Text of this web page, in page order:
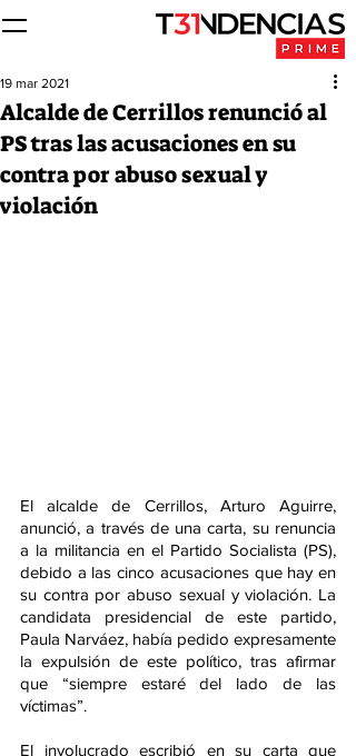
Alcalde de Cerrillos renunció al
PS tras las acusaciones en su
contra por abuso sexual y
violación
19 mar 2021
El alcalde de Cerrillos, Arturo Aguirre,
anunció, a través de una carta, su renuncia
a la militancia en el Partido Socialista (PS),
debido a las cinco acusaciones que hay en
su contra por abuso sexual y violación. La
candidata presidencial de este partido,
Paula Narváez, había pedido expresamente
la expulsión de este político, tras afirmar
que “siempre estaré del lado de las
víctimas”.
El involucrado escribió en su carta que